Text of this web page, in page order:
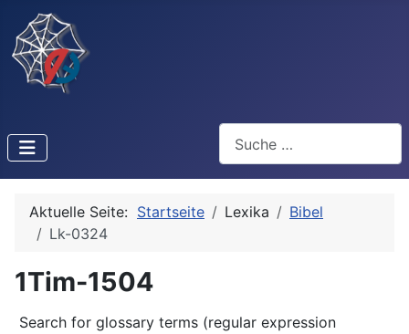
Aktuelle Seite: Startseite Lexika
Bibel
Lk-0324
1Tim-1504
Search for glossary terms (regular expression